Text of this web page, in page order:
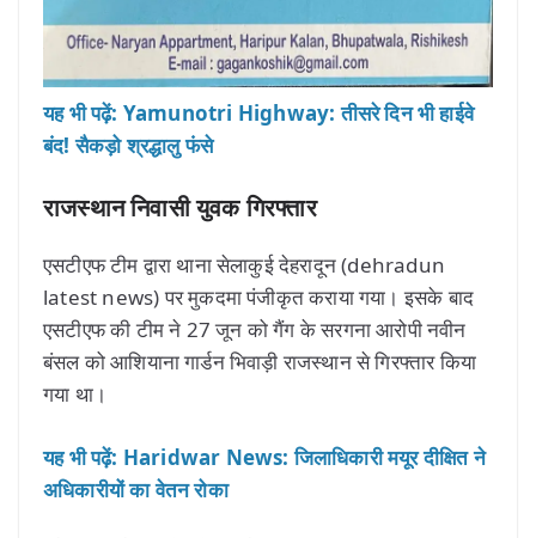
यह भी पढ़ें: Yamunotri Highway: तीसरे दिन भी हाईवे
बंद! सैकड़ो श्रद्धालु फंसे
राजस्थान निवासी युवक गिरफ्तार
एसटीएफ टीम द्वारा थाना सेलाकुई देहरादून (dehradun
latest news) पर मुकदमा पंजीकृत कराया गया। इसके बाद
एसटीएफ की टीम ने 27 जून को गैंग के सरगना आरोपी नवीन
बंसल को आशियाना गार्डन भिवाड़ी राजस्थान से गिरफ्तार किया
गया था।
यह भी पढ़ें: Haridwar News: जिलाधिकारी मयूर दीक्षित ने
अधिकारीयों का वेतन रोका